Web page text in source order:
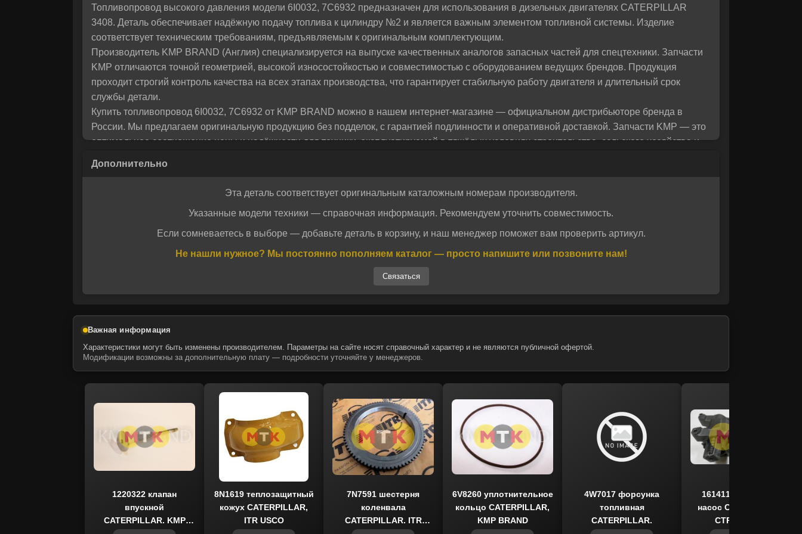
поможем разобраться и предложим лучшее решение для вас!
Отправить
Даю своё согласие на обработку персональных данных.Политика конфиденциальности
Топливопровод высокого давления модели 6I0032, 7C6932 предназначен для использования в дизельных двигателях CATERPILLAR
3408. Деталь обеспечивает надёжную подачу топлива к цилиндру №2 и является важным элементом топливной системы. Изделие
соответствует техническим требованиям, предъявляемым к оригинальным комплектующим.
Производитель KMP BRAND (Англия) специализируется на выпуске качественных аналогов запасных частей для спецтехники. Запчасти
KMP отличаются точной геометрией, высокой износостойкостью и совместимостью с оборудованием ведущих брендов. Продукция
проходит строгий контроль качества на всех этапах производства, что гарантирует стабильную работу двигателя и длительный срок
службы детали.
Купить топливопровод 6I0032, 7C6932 от KMP BRAND можно в нашем интернет-магазине — официальном дистрибьюторе бренда в
России. Мы предлагаем оригинальную продукцию без подделок, с гарантией подлинности и оперативной доставкой. Запчасти KMP — это
оптимальное соотношение цены и надёжности для техники, эксплуатируемой в тяжёлых условиях строительства, сельского хозяйства и
Эта деталь соответствует оригинальным каталожным номерам производителя.
Указанные модели техники — справочная информация. Рекомендуем уточнить совместимость.
Если сомневаетесь в выборе — добавьте деталь в корзину, и наш менеджер поможет вам проверить артикул.
Не нашли нужное? Мы постоянно пополняем каталог — просто напишите или позвоните нам!
Связаться
Важная информация
Характеристики могут быть изменены производителем. Параметры на сайте носят справочный характер и не являются публичной офертой.
Модификации возможны за дополнительную плату — подробности уточняйте у менеджеров.
1220322 клапан
впускной
CATERPILLAR, KMP
8N1619 теплозащитный
кожух CATERPILLAR,
ITR USCO
7N7591 шестерня
коленвала
CATERPILLAR, ITR
6V8260 уплотнительное
кольцо CATERPILLAR,
KMP BRAND
4W7017 форсунка
топливная
CATERPILLAR,
1614113 масляный
насос CATERPILLAR,
CTP COSTEX